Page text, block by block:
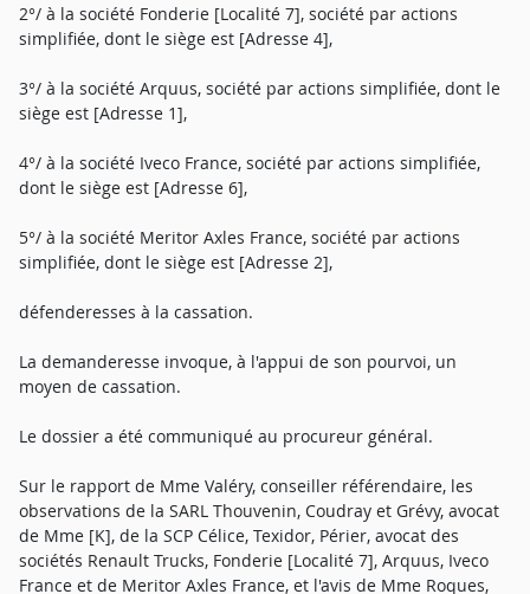
2°/ à la société Fonderie [Localité 7], société par actions
simplifiée, dont le siège est [Adresse 4],
3°/ à la société Arquus, société par actions simplifiée, dont le
siège est [Adresse 1],
4°/ à la société Iveco France, société par actions simplifiée,
dont le siège est [Adresse 6],
5°/ à la société Meritor Axles France, société par actions
simplifiée, dont le siège est [Adresse 2],
défenderesses à la cassation.
La demanderesse invoque, à l'appui de son pourvoi, un
moyen de cassation.
Le dossier a été communiqué au procureur général.
Sur le rapport de Mme Valéry, conseiller référendaire, les
observations de la SARL Thouvenin, Coudray et Grévy, avocat
de Mme [K], de la SCP Célice, Texidor, Périer, avocat des
sociétés Renault Trucks, Fonderie [Localité 7], Arquus, Iveco
France et de Meritor Axles France, et l'avis de Mme Roques,